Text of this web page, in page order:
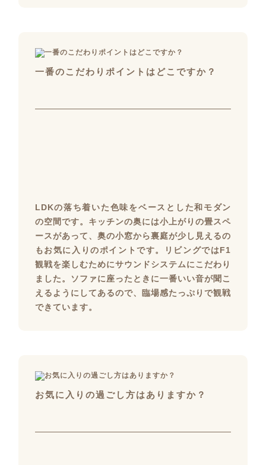
一番のこだわりポイントはどこですか？
LDKの落ち着いた色味をベースとした和モダン
の空間です。キッチンの奥には小上がりの畳スペ
ースがあって、奥の小窓から裏庭が少し見えるの
もお気に入りのポイントです。リビングではF1
観戦を楽しむためにサウンドシステムにこだわり
ました。ソファに座ったときに一番いい音が聞こ
えるようにしてあるので、臨場感たっぷりで観戦
できています。
お気に入りの過ごし方はありますか？